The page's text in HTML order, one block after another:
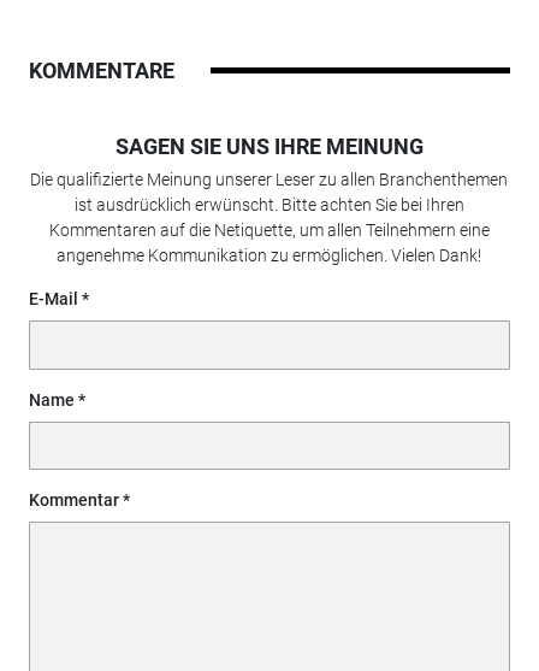
KOMMENTARE
SAGEN SIE UNS IHRE MEINUNG
Die qualifizierte Meinung unserer Leser zu allen Branchenthemen
ist ausdrücklich erwünscht. Bitte achten Sie bei Ihren
Kommentaren auf die Netiquette, um allen Teilnehmern eine
angenehme Kommunikation zu ermöglichen. Vielen Dank!
E-Mail
Name
Kommentar